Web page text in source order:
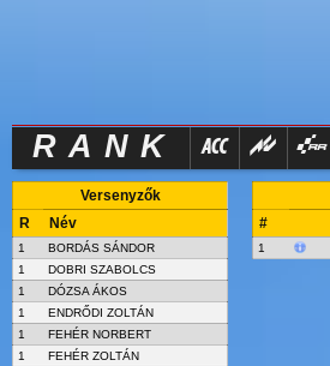
RANK
Versenyzők
R
Név
1
BORDÁS SÁNDOR
1
DOBRI SZABOLCS
1
DÓZSA ÁKOS
1
ENDRŐDI ZOLTÁN
1
FEHÉR NORBERT
1
FEHÉR ZOLTÁN
#
1